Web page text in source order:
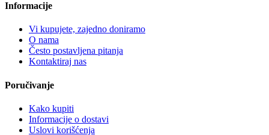
Informacije
Vi kupujete, zajedno doniramo
O nama
Često postavljena pitanja
Kontaktiraj nas
Poručivanje
Kako kupiti
Informacije o dostavi
Uslovi korišćenja